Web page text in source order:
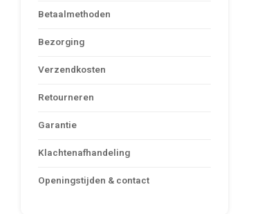
Betaalmethoden
Bezorging
Verzendkosten
Retourneren
Garantie
Klachtenafhandeling
Openingstijden & contact